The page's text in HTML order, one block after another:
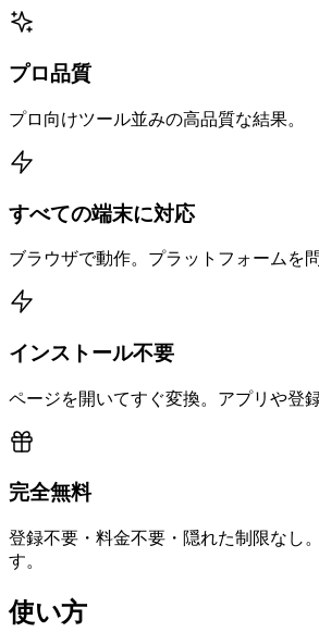
プロ品質
プロ向けツール並みの高品質な結果。
すべての端末に対応
ブラウザで動作。プラットフォームを
インストール不要
ページを開いてすぐ変換。アプリや登
完全無料
登録不要・料金不要・隠れた制限なし
す。
使い方